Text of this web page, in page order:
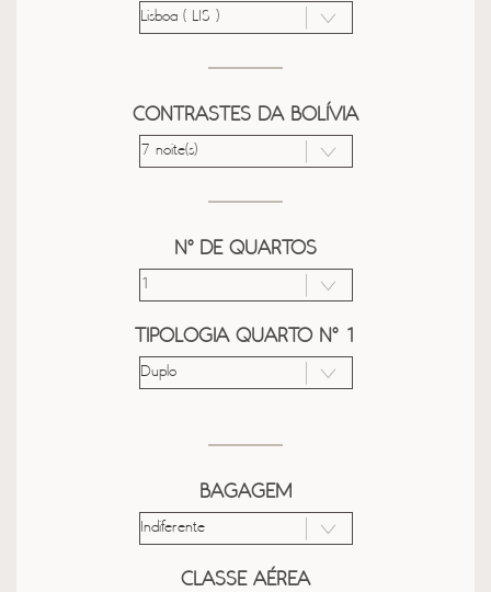
CONTRASTES DA BOLÍVIA
Nº DE QUARTOS
TIPOLOGIA QUARTO Nº 1
BAGAGEM
CLASSE AÉREA